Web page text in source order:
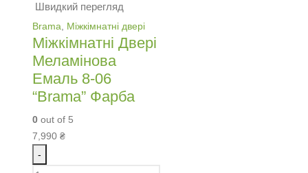
Швидкий перегляд
Brama Міжкімнатні двері
Міжкімнатні Двері
Меламінова
Емаль 8-06
“Brama” Фарба
0 out of 5
7,990 ₴
-